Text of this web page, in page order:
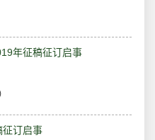
年征稿征订启事
征订启事